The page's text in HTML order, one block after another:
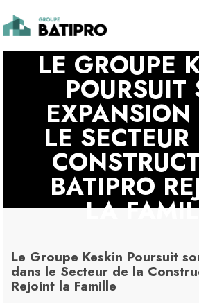
Communiqué de
LE GROUPE
POURSUIT
LE
BATIPRO
LA
Le Groupe Keskin Poursuit
dans le Secteur de la
Rejoint la Famille